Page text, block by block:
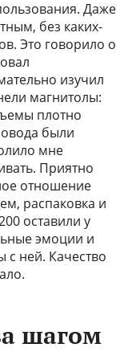
Даже
без каких-
Это говорило о
изучил
магнитолы:
плотно
были
мне
Приятно
отношение
распаковка и
оставили у
эмоции и
ней. Качество
шагом